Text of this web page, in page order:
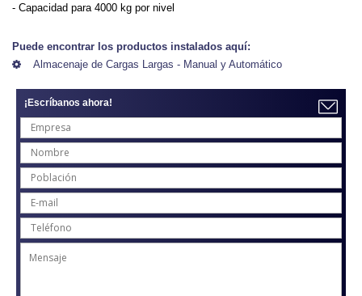
- Capacidad para 4000 kg por nivel
Puede encontrar los productos instalados aquí:
Almacenaje de Cargas Largas - Manual y Automático
¡Escríbanos ahora!